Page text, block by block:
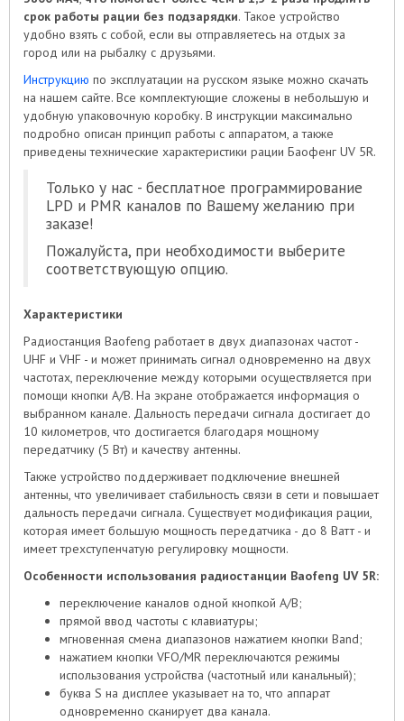
срок работы рации без подзарядки. Такое устройство
удобно взять с собой, если вы отправляетесь на отдых за
город или на рыбалку с друзьями.
Инструкцию по эксплуатации на русском языке можно скачать
на нашем сайте. Все комплектующие сложены в небольшую и
удобную упаковочную коробку. В инструкции максимально
подробно описан принцип работы с аппаратом, а также
приведены технические характеристики рации Баофенг UV 5R.
Только у нас - бесплатное программирование
LPD и PMR каналов по Вашему желанию при
заказе!
Пожалуйста, при необходимости выберите
соответствующую опцию.
Характеристики
Радиостанция Baofeng работает в двух диапазонах частот -
UHF и VHF - и может принимать сигнал одновременно на двух
частотах, переключение между которыми осуществляется при
помощи кнопки A/B. На экране отображается информация о
выбранном канале. Дальность передачи сигнала достигает до
10 километров, что достигается благодаря мощному
передатчику (5 Вт) и качеству антенны.
Также устройство поддерживает подключение внешней
антенны, что увеличивает стабильность связи в сети и повышает
дальность передачи сигнала. Существует модификация рации,
которая имеет большую мощность передатчика - до 8 Ватт - и
имеет трехступенчатую регулировку мощности.
Особенности использования радиостанции Baofeng UV 5R:
переключение каналов одной кнопкой A/B;
прямой ввод частоты с клавиатуры;
мгновенная смена диапазонов нажатием кнопки Band;
нажатием кнопки VFO/MR переключаются режимы
использования устройства (частотный или канальный);
буква S на дисплее указывает на то, что аппарат
одновременно сканирует два канала.